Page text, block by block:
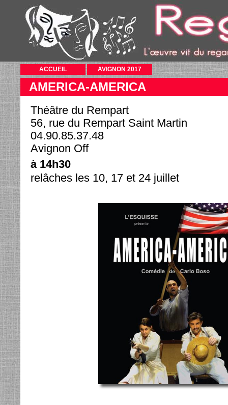
ACCUEIL AVIGNON 2017
AMERICA-AMERICA
Théâtre du Rempart
56, rue du Rempart Saint Martin
04.90.85.37.48
Avignon Off
à 14h30
relâches les 10, 17 et 24 juillet